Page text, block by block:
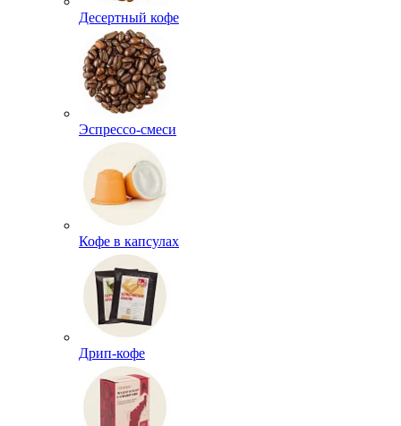
Десертный кофе
Эспрессо-смеси
Кофе в капсулах
Дрип-кофе